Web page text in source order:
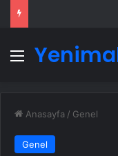
Menü
Anasayfa / Genel
Genel